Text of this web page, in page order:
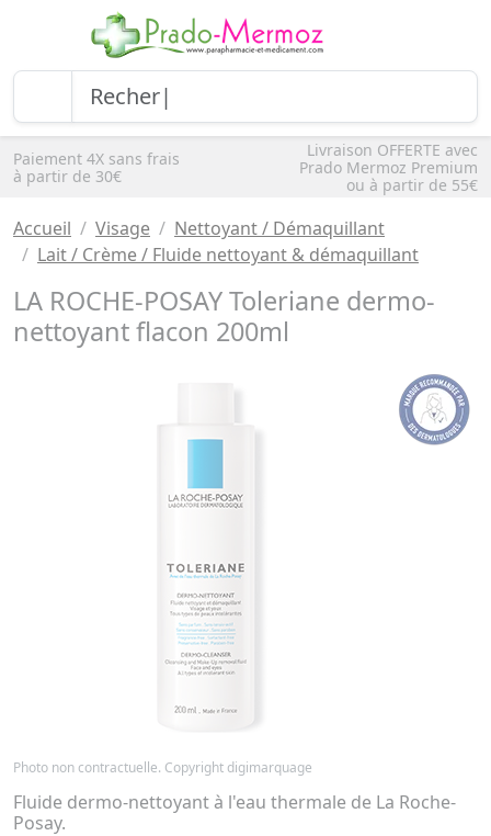
Paiement 4X sans frais
à partir de 30€
Livraison OFFERTE avec
Prado Mermoz Premium
ou à partir de 55€
Accueil Visage
Nettoyant / Démaquillant
Lait / Crème / Fluide nettoyant & démaquillant
LA ROCHE-POSAY Toleriane dermo-
nettoyant flacon 200ml
Photo non contractuelle. Copyright digimarquage
Fluide dermo-nettoyant à l'eau thermale de La Roche-
Posay.